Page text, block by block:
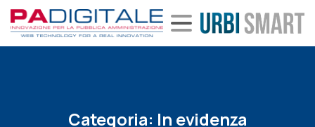
Categoria: In evidenza